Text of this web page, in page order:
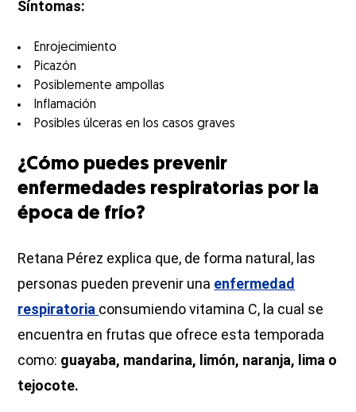
Síntomas:
Enrojecimiento
Picazón
Posiblemente ampollas
Inflamación
Posibles úlceras en los casos graves
¿Cómo puedes prevenir
enfermedades respiratorias por la
época de frío?
Retana Pérez explica que, de forma natural, las
personas pueden prevenir una enfermedad
respiratoria consumiendo vitamina C, la cual se
encuentra en frutas que ofrece esta temporada
como: guayaba, mandarina, limón, naranja, lima o
tejocote.